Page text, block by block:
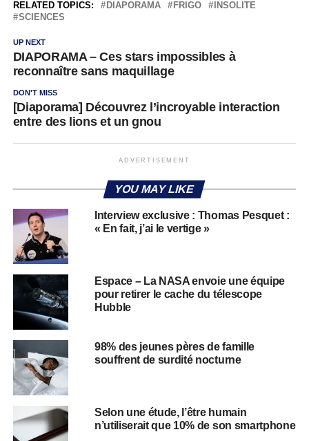
RELATED TOPICS: DIAPORAMA FRIGO
INSOLITE
SCIENCES
UP NEXT
DIAPORAMA – Ces stars impossibles à
reconnaître sans maquillage
DON'T MISS
[Diaporama] Découvrez l’incroyable interaction
entre des lions et un gnou
ADVERTISEMENT
YOU MAY LIKE
Interview exclusive : Thomas Pesquet :
« En fait, j’ai le vertige »
Espace – La NASA envoie une équipe
pour retirer le cache du télescope
Hubble
98% des jeunes pères de famille
souffrent de surdité nocturne
Selon une étude, l’être humain
n’utiliserait que 10% de son smartphone